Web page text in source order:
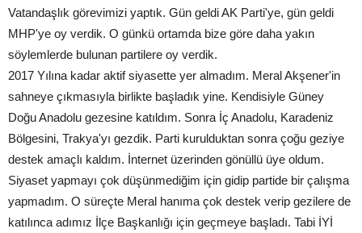
Vatandaşlık görevimizi yaptık. Gün geldi AK Parti'ye, gün geldi
MHP'ye oy verdik. O günkü ortamda bize göre daha yakın
söylemlerde bulunan partilere oy verdik.
2017 Yılına kadar aktif siyasette yer almadım. Meral Akşener'in
sahneye çıkmasıyla birlikte başladık yine. Kendisiyle Güney
Doğu Anadolu gezesine katıldım. Sonra İç Anadolu, Karadeniz
Bölgesini, Trakya'yı gezdik. Parti kurulduktan sonra çoğu geziye
destek amaçlı kaldım. İnternet üzerinden gönüllü üye oldum.
Siyaset yapmayı çok düşünmediğim için gidip partide bir çalışma
yapmadım. O süreçte Meral hanıma çok destek verip gezilere de
katılınca adımız İlçe Başkanlığı için geçmeye başladı. Tabi İYİ